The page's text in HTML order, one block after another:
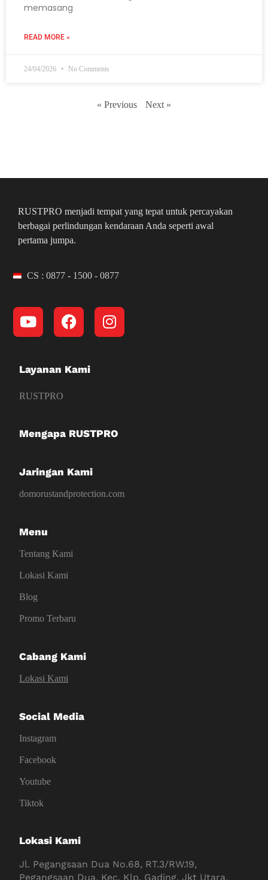
memasang
READ MORE »
24/04/2026 No Comments
« Previous Next »
RUSTPRO menjadi tempat yang tepat untuk percayakan
berbagai perlindungan kendaraan Anda seperti awal
pertama jumpa.
CS : 0877 - 1500 - 0877
Layanan Kami
RUSTPRO
Mengapa RUSTPRO
Jaringan Kami
domorustandprotection.com
Menu
Tentang Kami
Lokasi Kami
Blog
Promo Terbaru
Cabang Kami
Lokasi Kami
Social Media
Instagram
Facebook
Youtube
Tiktok
Lokasi Kami
Jl. Pegangsaan Dua No.68, RT.3/RW.19,
Pegangsaan Dua, Kec. Klp. Gading, Jkt Utara,